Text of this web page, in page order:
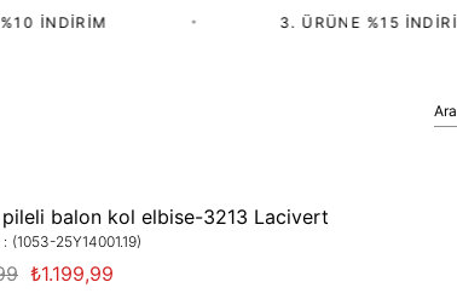
İNDIRIM 3. ÜRÜNE %15 İNDIRIM
Ara
pileli balon kol elbise-3213 Lacivert
(1053-25Y14001.19)
₺1.199,99